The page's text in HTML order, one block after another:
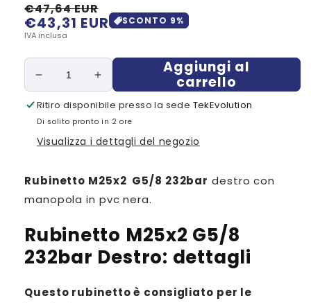
Prezzo
di
listino
€43,31 EUR
Prezzo
scontato
€47,64 EUR
IVA inclusa
SCONTO 9%
Diminuisci
quantità
per
Rubinetto
M25x2
Destro
Aumenta
quantità
per
Rubinetto
M25x2
Destro
Aggiungi al
carrello
Ritiro disponibile presso la sede TekEvolution
Di solito pronto in 2 ore
Visualizza i dettagli del negozio
Rubinetto M25x2 G5/8 232bar destro con
manopola in pvc nera.
Rubinetto M25x2 G5/8
232bar Destro: dettagli
Questo rubinetto è consigliato per le